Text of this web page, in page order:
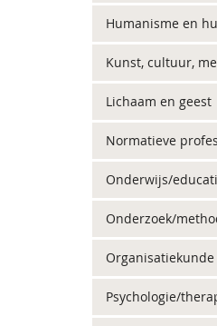
Humanisme en
Kunst, cultuur,
Lichaam en geest
Normatieve
Onderwijs/
Onderzoek/
Psychologie/